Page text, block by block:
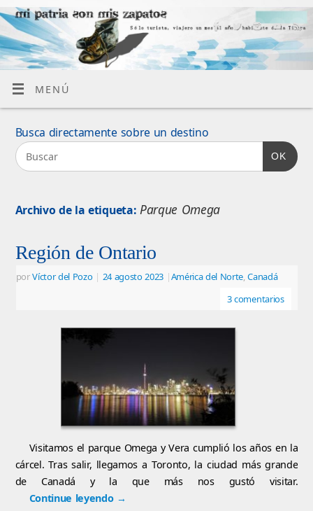
MENÚ
Busca directamente sobre un destino
OK
Archivo de la etiqueta: Parque Omega
Región de Ontario
porVíctor del Pozo | 24 agosto 2023 |América del Norte ,Canadá
3 comentarios
Visitamos el parque Omega y Vera cumplió los años en la
cárcel. Tras salir, llegamos a Toronto, la ciudad más grande
de Canadá y la que más nos gustó visitar.
Continue leyendo →